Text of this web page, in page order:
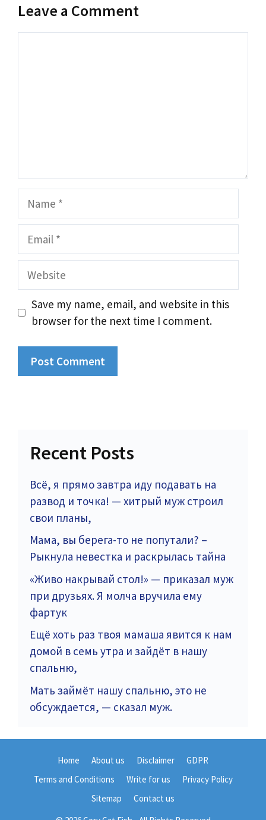
Leave a Comment
Name
Email
Website
Save my name, email, and website in this
browser for the next time I comment.
Recent Posts
Всё, я прямо завтра иду подавать на
развод и точка! — хитрый муж строил
свои планы,
Мама, вы берега-то не попутали? –
Рыкнула невестка и раскрылась тайна
«Живо накрывай стол!» — приказал муж
при друзьях. Я молча вручила ему
фартук
Ещё хоть раз твоя мамаша явится к нам
домой в семь утра и зайдёт в нашу
спальню,
Мать займёт нашу спальню, это не
обсуждается, — сказал муж.
Home About us Disclaimer
GDPR
Terms and Conditions
Write for us
Privacy Policy
Sitemap
Contact us